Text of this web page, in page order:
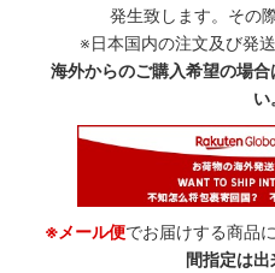
発生致します。その
※日本国内の注文及び発
海外からのご購入希望の場
い
※メール便でお届けする商品
間指定は出